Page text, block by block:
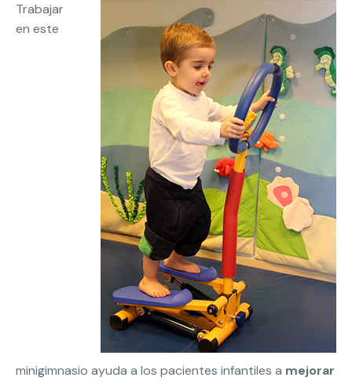
Trabajar
en este
minigimnasio ayuda a los pacientes infantiles a mejorar